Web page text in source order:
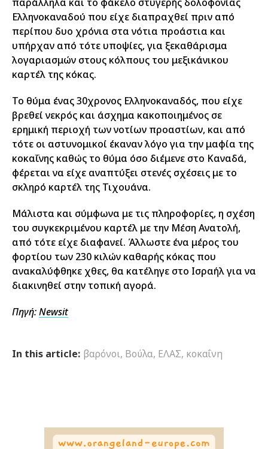
Ελληνοκαναδού που είχε διαπραχθεί πριν από
περίπου δυο χρόνια στα νότια προάστια και
υπήρχαν από τότε υποψίες, για ξεκαθάρισμα
λογαριασμών στους κόλπους του μεξικάνικου
καρτέλ της κόκας.
Το θύμα ένας 30χρονος Ελληνοκαναδός, που είχε
βρεθεί νεκρός και άσχημα κακοποιημένος σε
ερημική περιοχή των νοτίων προαστίων, και από
τότε οι αστυνομικοί έκαναν λόγο για την μαφία της
κοκαΐνης καθώς το θύμα όσο διέμενε στο Καναδά,
φέρεται να είχε αναπτύξει στενές σχέσεις με το
σκληρό καρτέλ της Τιχουάνα.
Μάλιστα και σύμφωνα με τις πληροφορίες, η σχέση
του συγκεκριμένου καρτέλ με την Μέση Ανατολή,
από τότε είχε διαφανεί. Άλλωστε ένα μέρος του
φορτίου των 230 κιλών καθαρής κόκας που
ανακαλύφθηκε χθες, θα κατέληγε στο Ισραήλ για να
διακινηθεί στην τοπική αγορά.
Πηγή:Newsit
In this article: βαρόνοι, Βούλα, ΕΛΑΣ, κοκαΐνη